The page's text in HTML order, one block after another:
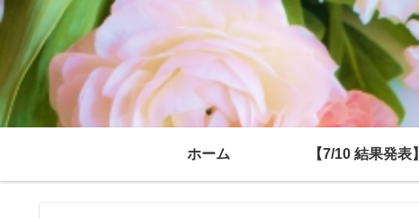
ホーム 【7/10 結果発表】